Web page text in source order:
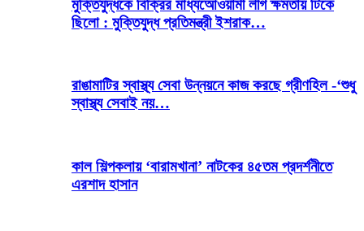
মুক্তিযুদ্ধকে বিক্রির মাধ্যআেওয়ামী লীগ ক্ষমতায় টিকে
ছিলো : মুক্তিযুদ্ধ প্রতিমন্ত্রী ইশরাক…
রাঙামাটির স্বাস্থ্য সেবা উন্নয়নে কাজ করছে গ্রীণহিল -‘শুধু
স্বাস্থ্য সেবাই নয়…
কাল শিল্পকলায় ‘বারামখানা’ নাটকের ৪৫তম প্রদর্শনীতে
এরশাদ হাসান